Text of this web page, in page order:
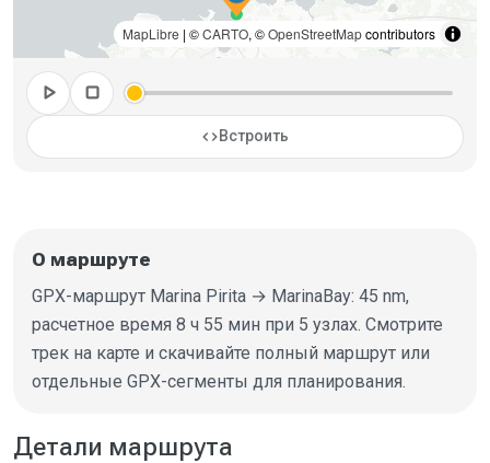
MapLibre | ©CARTO, ©OpenStreetMapcontributors
play_arrow stop
codeВстроить
О маршруте
GPX-маршрут Marina Pirita → MarinaBay: 45 nm,
расчетное время 8 ч 55 мин при 5 узлах. Смотрите
трек на карте и скачивайте полный маршрут или
отдельные GPX-сегменты для планирования.
Детали маршрута